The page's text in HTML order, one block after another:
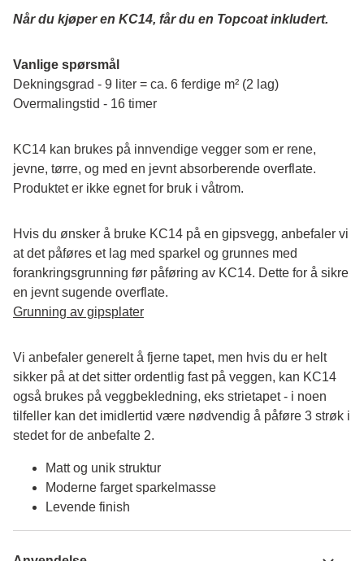
Når du kjøper en KC14, får du en Topcoat inkludert.
Vanlige spørsmål
Dekningsgrad - 9 liter = ca. 6 ferdige m² (2 lag)
Overmalingstid - 16 timer
KC14 kan brukes på innvendige vegger som er rene,
jevne, tørre, og med en jevnt absorberende overflate.
Produktet er ikke egnet for bruk i våtrom.
Hvis du ønsker å bruke KC14 på en gipsvegg, anbefaler vi
at det påføres et lag med sparkel og grunnes med
forankringsgrunning før påføring av KC14. Dette for å sikre
en jevnt sugende overflate.
Grunning av gipsplater
Vi anbefaler generelt å fjerne tapet, men hvis du er helt
sikker på at det sitter ordentlig fast på veggen, kan KC14
også brukes på veggbekledning, eks strietapet - i noen
tilfeller kan det imidlertid være nødvendig å påføre 3 strøk i
stedet for de anbefalte 2.
Matt og unik struktur
Moderne farget sparkelmasse
Levende finish